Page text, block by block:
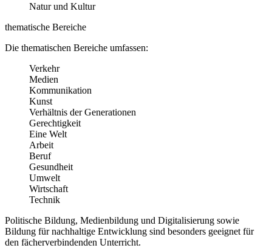
Natur und Kultur
thematische Bereiche
Die thematischen Bereiche umfassen:
Verkehr
Medien
Kommunikation
Kunst
Verhältnis der Generationen
Gerechtigkeit
Eine Welt
Arbeit
Beruf
Gesundheit
Umwelt
Wirtschaft
Technik
Politische Bildung, Medienbildung und Digitalisierung sowie
Bildung für nachhaltige Entwicklung sind besonders geeignet für
den fächerverbindenden Unterricht.